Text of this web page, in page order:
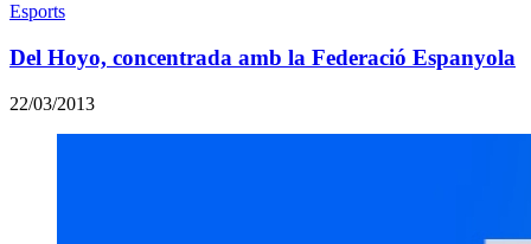
Esports
Del Hoyo, concentrada amb la Federació Espanyola
22/03/2013